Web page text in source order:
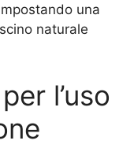
una
naturale
l’uso